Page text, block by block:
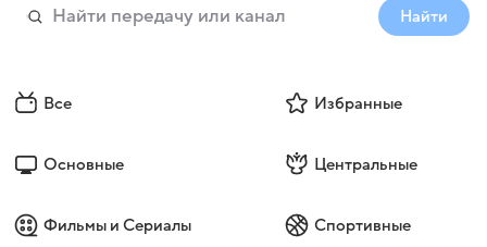
Найти
Все Избранные
Основные Центральные
Фильмы и Сериалы Спортивные